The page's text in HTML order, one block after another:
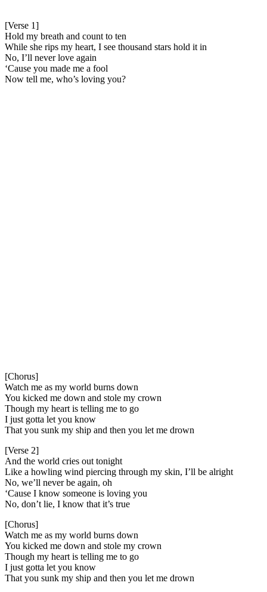
[Verse 1]
Hold my breath and count to ten
While she rips my heart, I see thousand stars hold it in
No, I’ll never love again
‘Cause you made me a fool
Now tell me, who’s loving you?
[Chorus]
Watch me as my world burns down
You kicked me down and stole my crown
Though my heart is telling me to go
I just gotta let you know
That you sunk my ship and then you let me drown
[Verse 2]
And the world cries out tonight
Like a howling wind piercing through my skin, I’ll be alright
No, we’ll never be again, oh
‘Cause I know someone is loving you
No, don’t lie, I know that it’s true
[Chorus]
Watch me as my world burns down
You kicked me down and stole my crown
Though my heart is telling me to go
I just gotta let you know
That you sunk my ship and then you let me drown